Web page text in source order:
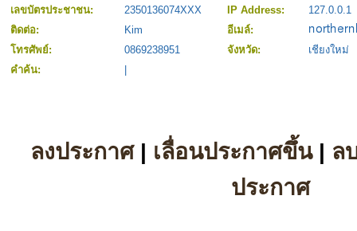
เลขบัตรประชาชน: 2350136074XXX IP Address:
127.0.0.1
ติดต่อ:
Kim
อีเมล์:
โทรศัพย์:
0869238951 จังหวัด:
เชียงใหม่
คำค้น:
ลงประกาศ| เลื่อนประกาศขึ้น| ล
ประกาศ